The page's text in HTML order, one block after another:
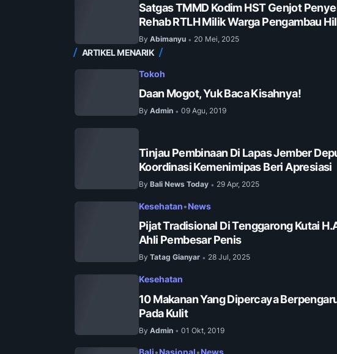
Satgas TMMD Kodim HST Genjot
Rehab RTLH Milik Warga Pengambau
By Abimanyu • 20 Mei, 2025
ARTIKEL MENARIK
Tokoh
Daan Mogot, Yuk Baca Kisahnya!
By Admin • 09 Agu, 2019
Tinjau Pembinaan Di Lapas Jember
Koordinasi Kemenimipas Beri Apresiasi
By Bali News Today • 29 Apr, 2025
Kesehatan•News
Pijat Tradisional Di Tenggarong Kutai
Ahli Pembesar Penis
By Tatag Gianyar • 28 Jul, 2025
Kesehatan
10 Makanan Yang Dipercaya
Pada Kulit
By Admin • 01 Okt, 2019